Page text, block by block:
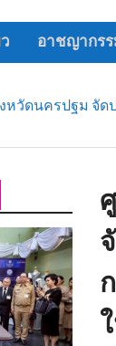
สิงหาคม
ยิ่งใหญ่อลัง
สร้างสรรค์
อยากจะย้ำ
อาชญากร
วัดนครปฐม จัด